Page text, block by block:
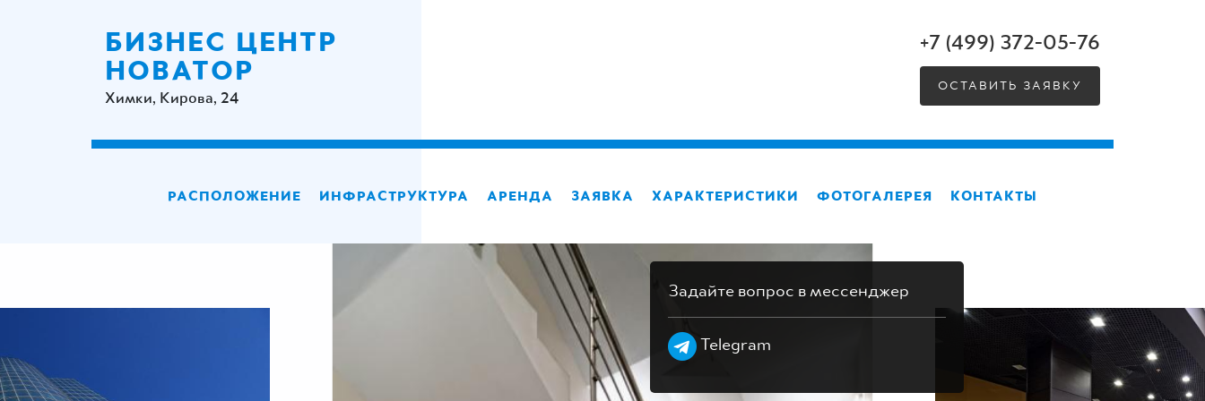
БИЗНЕС ЦЕНТР
НОВАТОР
Химки, Кирова, 24
+7 (499) 372-05-76
ОСТАВИТЬ ЗАЯВКУ
РАСПОЛОЖЕНИЕ ИНФРАСТРУКТУРА АРЕНДА ЗАЯВКА ХАРАКТЕРИСТИКИ ФОТОГАЛЕРЕЯ КОНТАКТЫ
Задайте вопрос в мессенджер
Telegram